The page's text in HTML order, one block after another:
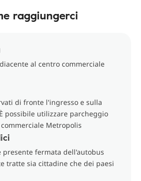
raggiungerci
al centro commerciale
di fronte l'ingresso e sulla
possibile utilizzare parcheggio
Metropolis
presente fermata dell'autobus
tratte sia cittadine che dei paesi